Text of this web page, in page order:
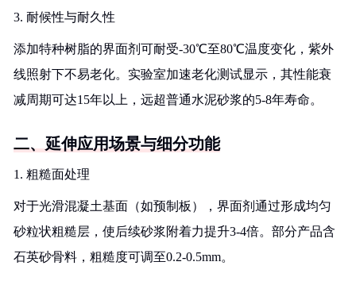
3. 耐候性与耐久性
添加特种树脂的界面剂可耐受-30℃至80℃温度变化，紫外
线照射下不易老化。实验室加速老化测试显示，其性能衰
减周期可达15年以上，远超普通水泥砂浆的5-8年寿命。
二、延伸应用场景与细分功能
1. 粗糙面处理
对于光滑混凝土基面（如预制板），界面剂通过形成均匀
砂粒状粗糙层，使后续砂浆附着力提升3-4倍。部分产品含
石英砂骨料，粗糙度可调至0.2-0.5mm。